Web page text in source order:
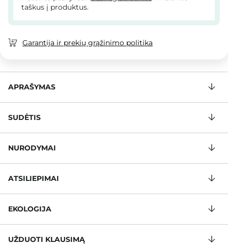
taškus į produktus.
Garantija ir prekių grąžinimo politika
APRAŠYMAS
SUDĖTIS
NURODYMAI
ATSILIEPIMAI
EKOLOGIJA
UŽDUOTI KLAUSIMĄ